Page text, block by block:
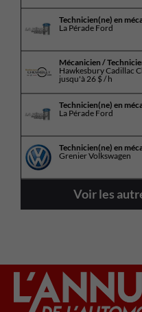
Technicien(ne) en
La Pérade Ford
Mécanicien /
Hawkesbury Cadillac
jusqu'à26 $ / h
Technicien(ne) en
La Pérade Ford
Technicien(ne) en
Grenier Volkswagen
Voir les